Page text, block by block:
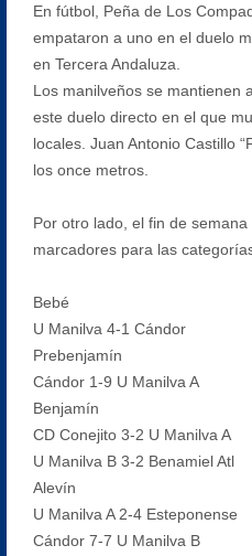
En fútbol, Peña de Los
empataron a uno en el duelo
en Tercera Andaluza.
Los manilveños se mantienen
este duelo directo en el que
locales. Juan Antonio Castillo
los once metros.
Por otro lado, el fin de
marcadores para las
Bebé
U Manilva 4-1 Cándor
Prebenjamín
Cándor 1-9 U Manilva A
Benjamín
CD Conejito 3-2 U Manilva A
U Manilva B 3-2 Benamiel Atl
Alevín
U Manilva A 2-4 Esteponense
Cándor 7-7 U Manilva B